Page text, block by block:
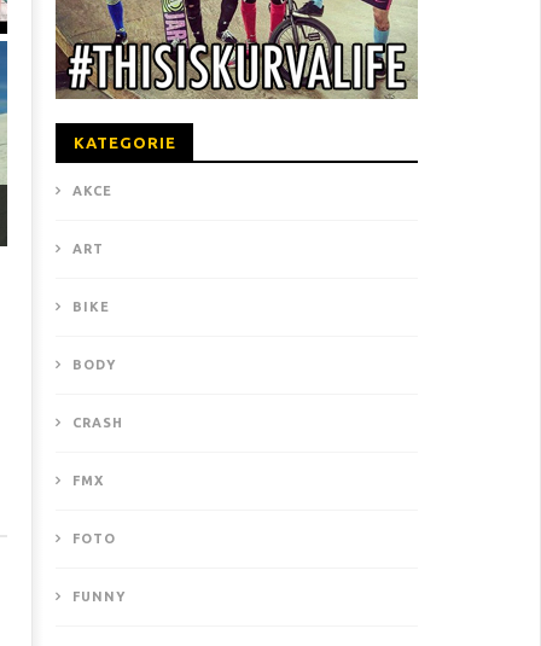
KATEGORIE
AKCE
ART
BIKE
BODY
CRASH
FMX
FOTO
FUNNY